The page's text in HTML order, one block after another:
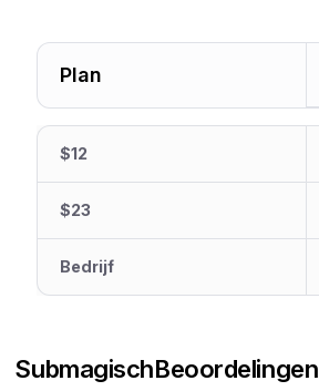
Plan
$12
$23
Bedrijf
SubmagischBeoordelingen